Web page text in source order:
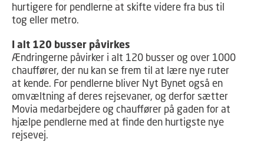
hurtigere for pendlerne at skifte videre fra bus til
tog eller metro.
I alt 120 busser påvirkes
Ændringerne påvirker i alt 120 busser og over 1000
chauffører, der nu kan se frem til at lære nye ruter
at kende. For pendlerne bliver Nyt Bynet også en
omvæltning af deres rejsevaner, og derfor sætter
Movia medarbejdere og chauffører på gaden for at
hjælpe pendlerne med at finde den hurtigste nye
rejsevej.